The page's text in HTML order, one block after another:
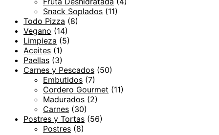
Snack Soplados (11)
Todo Pizza (8)
Vegano (14)
Limpieza (5)
Aceites (1)
Paellas (3)
Carnes y Pescados (50)
Embutidos (7)
Cordero Gourmet (11)
Madurados (2)
Carnes (30)
Postres y Tortas (56)
Postres (8)